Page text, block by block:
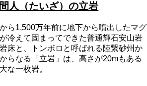
間人（たいざ）の立岩
ら1,500万年前に地下から噴出したマグ
冷えて固まってできた普通輝石安山岩
床と、トンボロと呼ばれる陸繋砂州か
らなる「立岩」は、高さが20mもある
な一枚岩。